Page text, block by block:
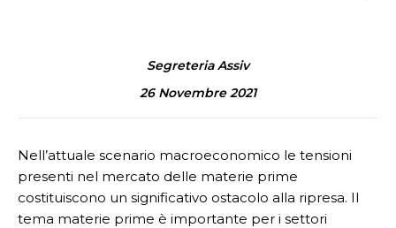
Segreteria Assiv
26 Novembre 2021
Nell’attuale scenario macroeconomico le tensioni
presenti nel mercato delle materie prime
costituiscono un significativo ostacolo alla ripresa. Il
tema materie prime è importante per i settori